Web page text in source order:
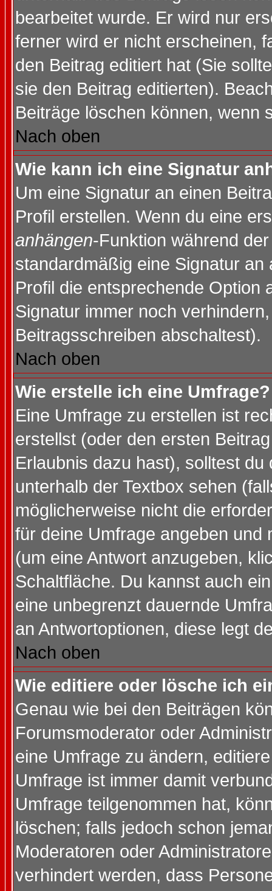
bearbeitet wurde. Er wird nur
ferner wird er nicht erscheinen,
den Beitrag editiert hat (Sie
sie den Beitrag editierten).
Beiträge löschen können, wenn
Nach oben
Wie kann ich eine Signatur
Um eine Signatur an einen
Profil erstellen. Wenn du eine
anhängen-Funktion während
standardmäßig eine Signatur
Profil die entsprechende Option
Signatur immer noch
Beitragsschreiben abschaltest).
Nach oben
Wie erstelle ich eine Umfrage?
Eine Umfrage zu erstellen ist
erstellst (oder den ersten
Erlaubnis dazu hast), solltest
unterhalb der Textbox sehen
möglicherweise nicht die
für deine Umfrage angeben und
(um eine Antwort anzugeben,
Schaltfläche. Du kannst auch
eine unbegrenzt dauernde
an Antwortoptionen, diese legt
Nach oben
Wie editiere oder lösche ich
Genau wie bei den Beiträgen
Forumsmoderator oder
eine Umfrage zu ändern,
Umfrage ist immer damit
Umfrage teilgenommen hat,
löschen; falls jedoch schon
Moderatoren oder
verhindert werden, dass